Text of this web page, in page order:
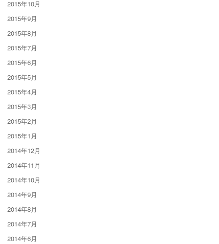
2015年10月
2015年9月
2015年8月
2015年7月
2015年6月
2015年5月
2015年4月
2015年3月
2015年2月
2015年1月
2014年12月
2014年11月
2014年10月
2014年9月
2014年8月
2014年7月
2014年6月